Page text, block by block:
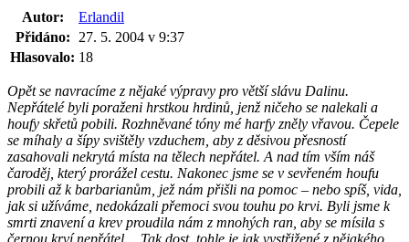
Autor:
Erlandil
Přidáno:
27. 5. 2004 v 9:37
Hlasovalo: 18
Opět se navracíme z nějaké výpravy pro větší slávu Dalinu.
Nepřátelé byli poraženi hrstkou hrdinů, jenž ničeho se nalekali a
houfy skřetů pobili. Rozhněvané tóny mé harfy zněly vřavou. Čepele
se míhaly a šípy svištěly vzduchem, aby z děsivou přesností
zasahovali nekrytá místa na tělech nepřátel. A nad tím vším náš
čaroděj, který prorážel cestu. Nakonec jsme se v sevřeném houfu
probili až k barbarianům, jež nám přišli na pomoc – nebo spíš, vida,
jak si užíváme, nedokázali přemoci svou touhu po krvi. Byli jsme k
smrti znavení a krev proudila nám z mnohých ran, aby se mísila s
černou krví nepřátel… Tak dost, tohle je jak vystřižené z nějakého